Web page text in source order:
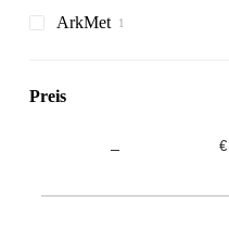
Hubmaste
Anbauschneefräsen
ArkMet
Preis
–